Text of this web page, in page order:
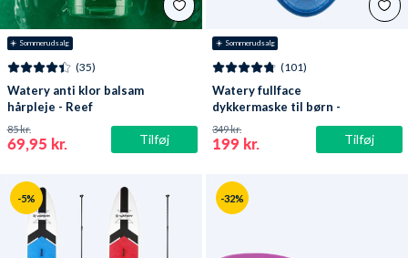
☀️ Sommerudsalg
Tilføj
(35)
Watery anti klor balsam
hårpleje - Reef
69,95 kr.
85 kr.
☀️ Sommerudsalg
Tilføj
(101)
Watery fullface
dykkermaske til børn -
Oxygen - Atlantic Blue
199 kr.
349 kr.
-5% -32%